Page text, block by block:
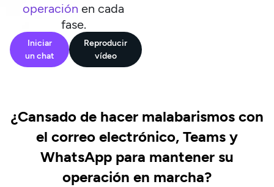
operación en cada
fase.
Iniciar
un chat
Reproducir
vídeo
¿Cansado de hacer malabarismos con
el correo electrónico, Teams y
WhatsApp para mantener su
operación en marcha?